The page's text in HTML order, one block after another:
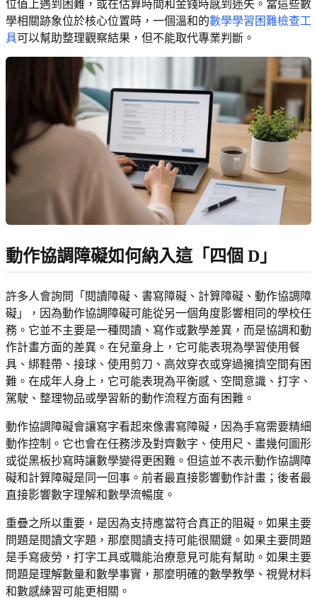
位值上遇到困難，或在估算時間和金錢時感到迷失。當這些數
學相關跡象位於核心位置時，一個溫和的數學學習困難檢查工
具可以幫助整理觀察結果，但不能取代專業判斷。
動作協調障礙如何納入這「四個 D」
許多人會詢問「閱讀障礙、書寫障礙、計算障礙、動作協調障
礙」，因為動作協調障礙可能從另一個角度影響相同的學校任
務。它並不主要是一種閱讀、寫作或數學差異，而是協調和動
作計畫方面的差異。在兒童身上，它可能表現為學習使用餐
具、綁鞋帶、接球、使用剪刀、高效穿衣或穿過擁擠空間有困
難。在成年人身上，它可能表現為平衡感、空間意識、打字、
駕駛、整理物品或學習新的動作流程方面有困難。
動作協調障礙會讓寫字看起來像書寫障礙，因為手寫需要精細
動作控制。它也會在任務涉及對齊數字、使用尺、畫幾何圖形
或從黑板抄寫時讓數學變得更困難。但這並不表示動作協調障
礙和計算障礙是同一回事。前者最直接影響動作計畫；後者最
直接影響數字理解和數學流暢度。
重疊之所以重要，是因為支持應當符合真正的阻礙。如果主要
問題是閱讀文字題，那麼閱讀支持可能很關鍵。如果主要問題
是手寫疲勞，打字工具或職能治療意見可能有幫助。如果主要
問題是理解數量和數學事實，那麼明確的數學教學、視覺材料
和數感練習可能更相關。